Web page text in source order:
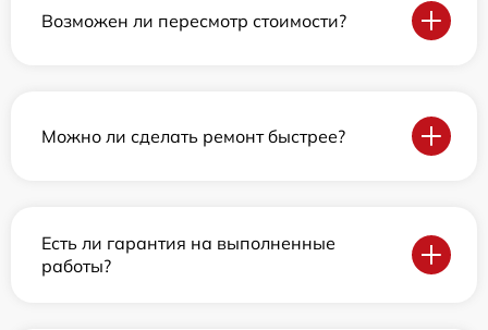
Возможен ли пересмотр стоимости?
Можно ли сделать ремонт быстрее?
Есть ли гарантия на выполненные
работы?